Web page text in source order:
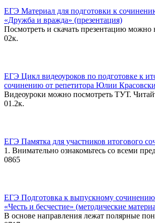
ЕГЭ Материал для подготовки к
«Дружба и вражда» (презентация)
Посмотреть и скачать презентацию можно
02к.
ЕГЭ Цикл видеоуроков по подготовке к
сочинению от репетитора Юлии
Видеоуроки можно посмотреть ТУТ.
01.2к.
ЕГЭ Памятка для участников итогового
1. Внимательно ознакомьтесь со всеми
0865
ЕГЭ Подготовка к выпускному
«Честь и бесчестие» (методические
В основе направления лежат полярные